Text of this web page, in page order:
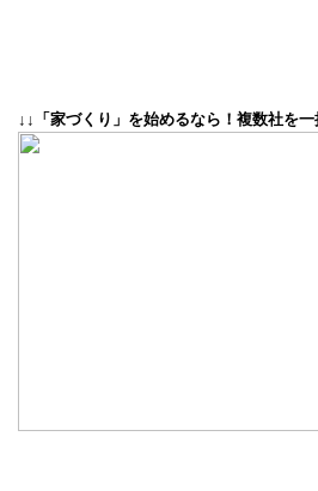
↓↓「家づくり」を始めるなら！複数社を